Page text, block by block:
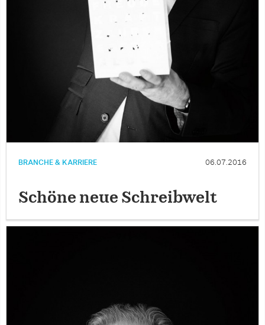
BRANCHE & KARRIERE 06.07.2016
Schöne neue Schreibwelt